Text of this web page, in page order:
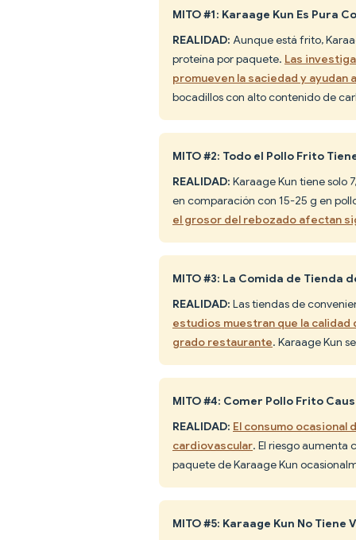
MITO #1: Karaage Kun Es Pura
REALIDAD: Aunque está frito,
proteína por paquete. Las
promueven la saciedad y ayudan
bocadillos con alto contenido de
MITO #2: Todo el Pollo Frito
REALIDAD: Karaage Kun tiene solo
en comparación con 15-25 g en
el grosor del rebozado afectan
MITO #3: La Comida de Tienda
REALIDAD: Las tiendas de
estudios muestran que la
grado restaurante. Karaage Kun
MITO #4: Comer Pollo Frito
REALIDAD: El consumo
cardiovascular. El riesgo aumenta
paquete de Karaage Kun
MITO #5: Karaage Kun No